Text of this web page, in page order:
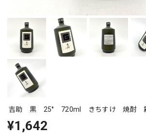
吉助 黒 25° 720ml きちすけ 焼酎
¥1,642